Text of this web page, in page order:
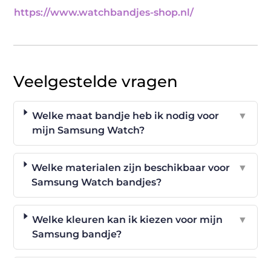
https://www.watchbandjes-shop.nl/
Veelgestelde vragen
Welke maat bandje heb ik nodig voor
mijn Samsung Watch?
▼
Welke materialen zijn beschikbaar voor
Samsung Watch bandjes?
▼
Welke kleuren kan ik kiezen voor mijn
Samsung bandje?
▼